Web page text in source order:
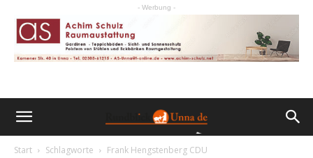
- Werbung -
Start Schlagworte Frank Hengstenberg CDU